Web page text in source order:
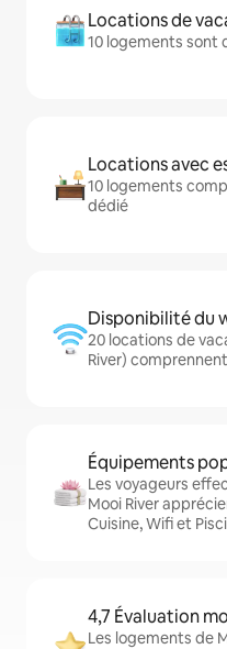
Locations de
10 logements sont
Locations avec
10 logements
dédié
Disponibilité du
20 locations de
River)
Équipements
Les voyageurs
Mooi River
Cuisine, Wifi et
4,7 Évaluation
Les logements de